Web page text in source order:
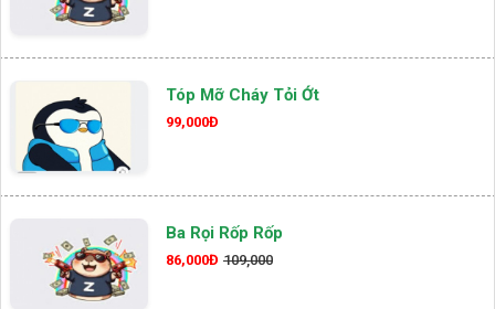
Tóp Mỡ Cháy Tỏi Ớt
99,000Đ
Ba Rọi Rốp Rốp
86,000Đ 109,000